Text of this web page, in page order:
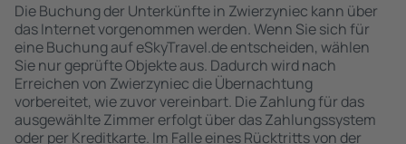
Die Buchung der Unterkünfte in Zwierzyniec kann über
das Internet vorgenommen werden. Wenn Sie sich für
eine Buchung auf eSkyTravel.de entscheiden, wählen
Sie nur geprüfte Objekte aus. Dadurch wird nach
Erreichen von Zwierzyniec die Übernachtung
vorbereitet, wie zuvor vereinbart. Die Zahlung für das
ausgewählte Zimmer erfolgt über das Zahlungssystem
oder per Kreditkarte. Im Falle eines Rücktritts von der